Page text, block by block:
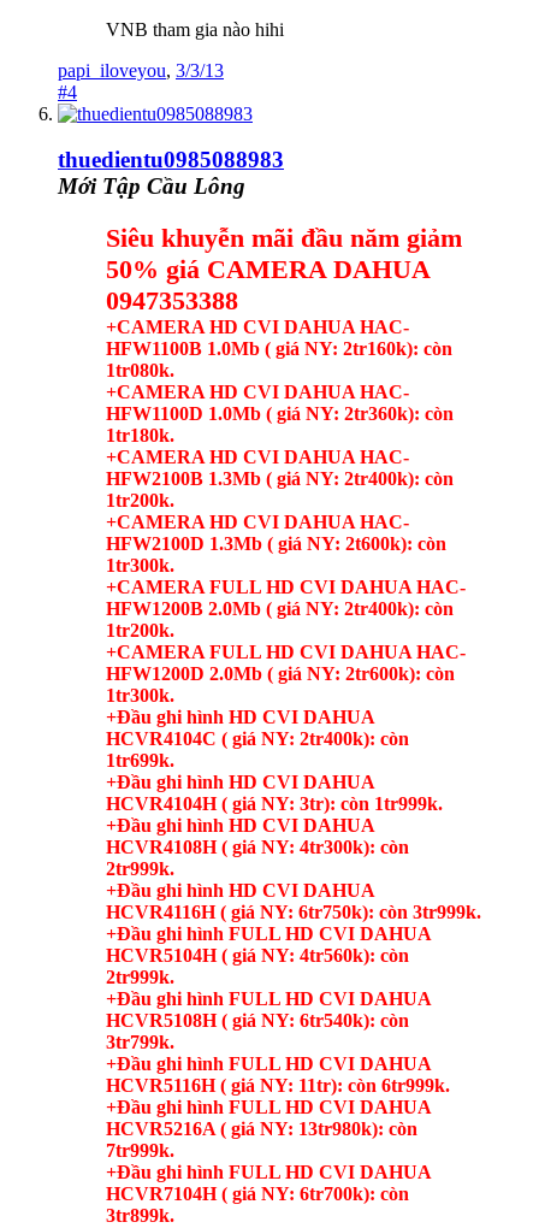
VNB tham gia nào hihi
papi_iloveyou, 3/3/13
#4
thuedientu0985088983
Mới Tập Cầu Lông
Siêu khuyễn mãi đầu năm giảm
50% giá CAMERA DAHUA
0947353388
+CAMERA HD CVI DAHUA HAC-
HFW1100B 1.0Mb ( giá NY: 2tr160k): còn
1tr080k.
+CAMERA HD CVI DAHUA HAC-
HFW1100D 1.0Mb ( giá NY: 2tr360k): còn
1tr180k.
+CAMERA HD CVI DAHUA HAC-
HFW2100B 1.3Mb ( giá NY: 2tr400k): còn
1tr200k.
+CAMERA HD CVI DAHUA HAC-
HFW2100D 1.3Mb ( giá NY: 2t600k): còn
1tr300k.
+CAMERA FULL HD CVI DAHUA HAC-
HFW1200B 2.0Mb ( giá NY: 2tr400k): còn
1tr200k.
+CAMERA FULL HD CVI DAHUA HAC-
HFW1200D 2.0Mb ( giá NY: 2tr600k): còn
1tr300k.
+Đầu ghi hình HD CVI DAHUA
HCVR4104C ( giá NY: 2tr400k): còn
1tr699k.
+Đầu ghi hình HD CVI DAHUA
HCVR4104H ( giá NY: 3tr): còn 1tr999k.
+Đầu ghi hình HD CVI DAHUA
HCVR4108H ( giá NY: 4tr300k): còn
2tr999k.
+Đầu ghi hình HD CVI DAHUA
HCVR4116H ( giá NY: 6tr750k): còn 3tr999k.
+Đầu ghi hình FULL HD CVI DAHUA
HCVR5104H ( giá NY: 4tr560k): còn
2tr999k.
+Đầu ghi hình FULL HD CVI DAHUA
HCVR5108H ( giá NY: 6tr540k): còn
3tr799k.
+Đầu ghi hình FULL HD CVI DAHUA
HCVR5116H ( giá NY: 11tr): còn 6tr999k.
+Đầu ghi hình FULL HD CVI DAHUA
HCVR5216A ( giá NY: 13tr980k): còn
7tr999k.
+Đầu ghi hình FULL HD CVI DAHUA
HCVR7104H ( giá NY: 6tr700k): còn
3tr899k.